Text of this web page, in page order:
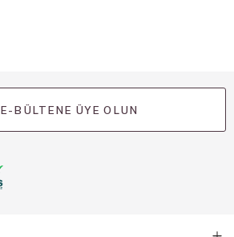
E-BÜLTENE ÜYE OLUN